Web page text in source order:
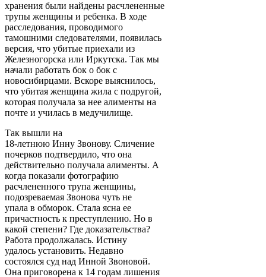
хранения были найдены расчлененные
трупы женщины и ребенка. В ходе
расследования, проводимого
тамошними следователями, появилась
версия, что убитые приехали из
Железногорска или Иркутска. Так мы
начали работать бок о бок с
новосибирцами. Вскоре выяснилось,
что убитая женщина жила с подругой,
которая получала за нее алименты на
почте и училась в медучилище.
Так вышли на
18-летнюю Инну Звонову. Сличение
почерков подтвердило, что она
действительно получала алименты. А
когда показали фотографию
расчлененного трупа женщины,
подозреваемая Звонова чуть не
упала в обморок. Стала ясна ее
причастность к преступлению. Но в
какой степени? Где доказательства?
Работа продолжалась. Истину
удалось установить. Недавно
состоялся суд над Инной Звоновой.
Она приговорена к 14 годам лишения